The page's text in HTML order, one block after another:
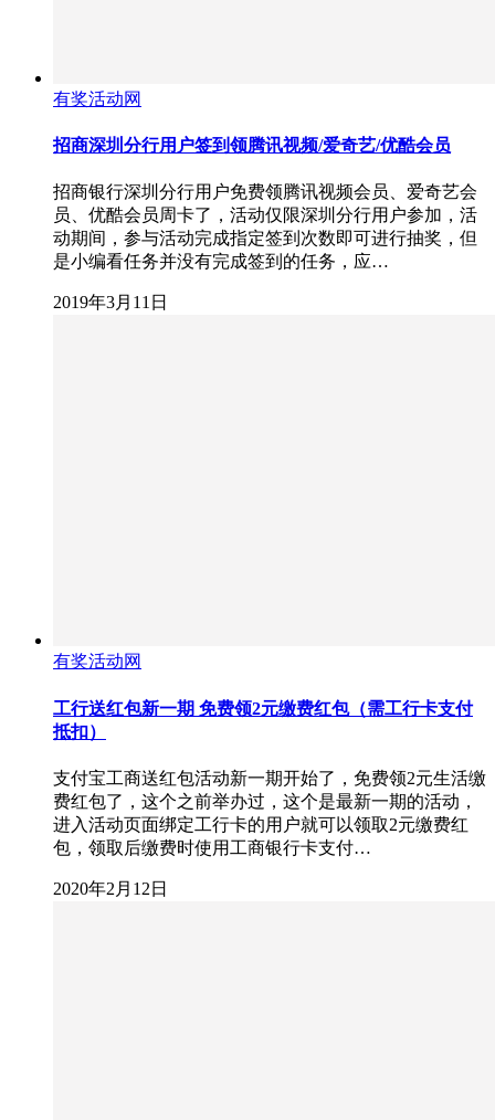
有奖活动网
招商深圳分行用户签到领腾讯视频/爱奇艺/优酷会员
招商银行深圳分行用户免费领腾讯视频会员、爱奇艺会
员、优酷会员周卡了，活动仅限深圳分行用户参加，活
动期间，参与活动完成指定签到次数即可进行抽奖，但
是小编看任务并没有完成签到的任务，应…
2019年3月11日
有奖活动网
工行送红包新一期 免费领2元缴费红包（需工行卡支付
抵扣）
支付宝工商送红包活动新一期开始了，免费领2元生活缴
费红包了，这个之前举办过，这个是最新一期的活动，
进入活动页面绑定工行卡的用户就可以领取2元缴费红
包，领取后缴费时使用工商银行卡支付…
2020年2月12日